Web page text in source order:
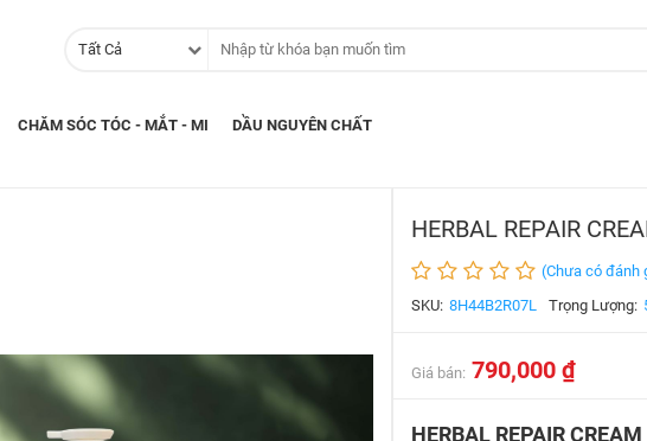
Tất Cả
CHĂM SÓC TÓC - MẮT - MI DẦU NGUYÊN CHẤT
HERBAL REPAIR
(Chưa có đánh
SKU: 8H44B2R07L Trọng Lượng:
Giá bán: 790,000 ₫
HERBAL REPAIR CREAM